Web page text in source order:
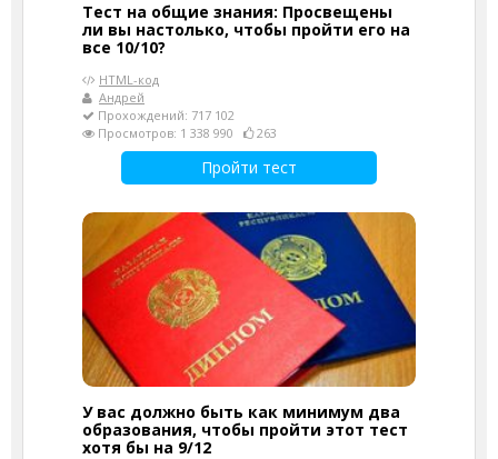
Тест на общие знания: Просвещены
ли вы настолько, чтобы пройти его на
все 10/10?
HTML-код
Андрей
Прохождений: 717 102
Просмотров: 1 338 990
263
Пройти тест
У вас должно быть как минимум два
образования, чтобы пройти этот тест
хотя бы на 9/12